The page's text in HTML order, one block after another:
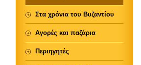
Στα χρόνια του Βυζαντίου
Αγορές και παζάρια
Περιηγητές